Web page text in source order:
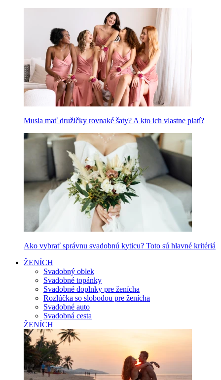
Musia mať družičky rovnaké šaty? A kto ich vlastne platí?
Ako vybrať správnu svadobnú kyticu? Toto sú hlavné kritériá
ŽENÍCH
Svadobný oblek
Svadobné topánky
Svadobné doplnky pre ženícha
Rozlúčka so slobodou pre ženícha
Svadobné auto
Svadobná cesta
ŽENÍCH